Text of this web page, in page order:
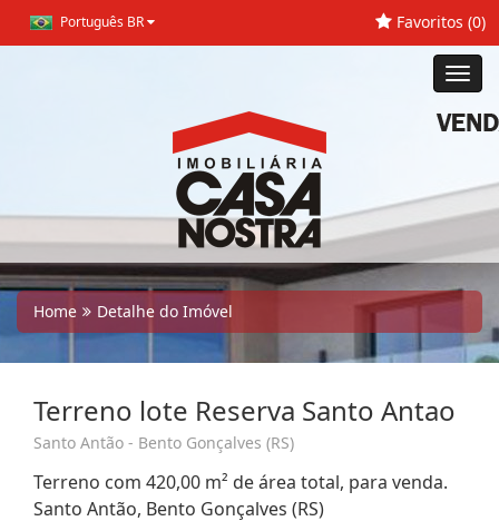
Português BR Favoritos (0)
Home Detalhe do Imóvel
Terreno lote Reserva Santo Antao
Santo Antão - Bento Gonçalves (RS)
Terreno com 420,00 m² de área total, para venda.
Santo Antão, Bento Gonçalves (RS)